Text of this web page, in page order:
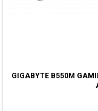
GIGABYTE B550M